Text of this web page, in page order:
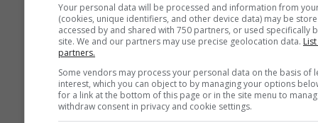
Sezónní
předpověď
Your personal data will be processed and information from
(cookies, unique identifiers, and other device data) may be
accessed by and shared with 750 partners, or used specifically
site. We and our partners may use precise geolocation data.
partners.
Some vendors may process your personal data on the basis of
interest, which you can object to by managing your options
for a link at the bottom of this page or in the site menu to
withdraw consent in privacy and cookie settings.